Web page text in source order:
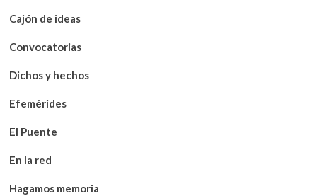
Cajón de ideas
Convocatorias
Dichos y hechos
Efemérides
El Puente
En la red
Hagamos memoria